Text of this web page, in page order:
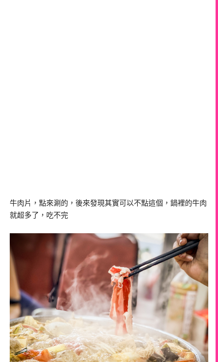
牛肉片，點來涮的，後來發現其實可以不點這個，鍋裡的牛肉
就超多了，吃不完